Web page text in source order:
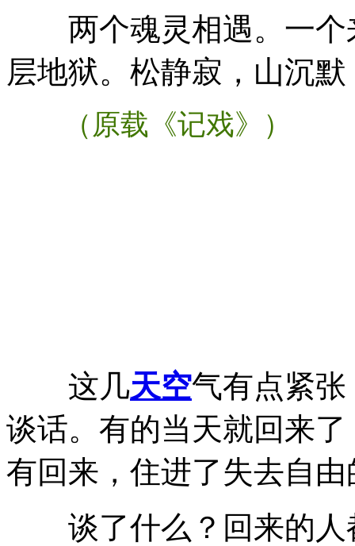
两个魂灵相遇。一个
层地狱。松静寂，山沉
（原载《记戏》）
这几天空气有点紧
谈话。有的当天就回来
有回来，住进了失去自
谈了什么？回来的人